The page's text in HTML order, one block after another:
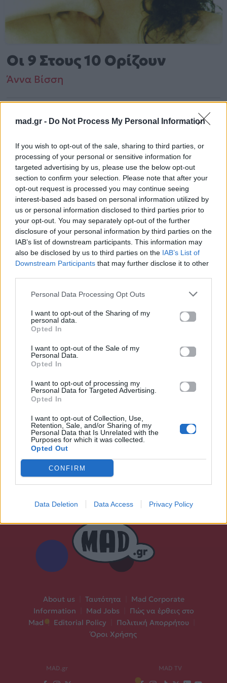
mad.gr - Do Not Process My Personal Information
If you wish to opt-out of the sale, sharing to third parties, or
processing of your personal or sensitive information for
targeted advertising by us, please use the below opt-out
section to confirm your selection. Please note that after your
opt-out request is processed you may continue seeing
interest-based ads based on personal information utilized by
us or personal information disclosed to third parties prior to
your opt-out. You may separately opt-out of the further
disclosure of your personal information by third parties on the
IAB’s list of downstream participants. This information may
also be disclosed by us to third parties on the IAB’s List of
Downstream Participants that may further disclose it to other
Personal Data Processing Opt Outs
I want to opt-out of the Sharing of my
personal data.
Opted In
I want to opt-out of the Sale of my
Personal Data.
Opted In
I want to opt-out of processing my
Personal Data for Targeted Advertising.
Opted In
I want to opt-out of Collection, Use,
Retention, Sale, and/or Sharing of my
Personal Data that Is Unrelated with the
Purposes for which it was collected.
Opted Out
CONFIRM
Data Deletion Data Access Privacy Policy
Οι 9 Στους 10 Ορίζουν
Άννα Βίσση
Άννα Βίσση – «Οι 9 Στους 10 Ορίζουν» (1989).
Περιλαμβάνεται στο άλμπουμ «Έμπνευση». Μουσικά
κινείται στο ύφος Pop, Folk, World, & Country.
Περισσότερα τραγούδια και πληροφορίες στησελίδα
στο Mad.gr.
Ακούστε το «Οι 9 Στους 10 Ορίζουν» σε Spotify, YouTube
και στο Mad.gr.
Δεν έχουν προστεθεί στίχοι για αυτό το τραγούδι.
Ακούστε στο Spotify
About us Ταυτότητα
Mad Corporate
Information
Mad Jobs
Πώς να έρθεις στο
Mad | Editorial Policy Πολιτική Απορρήτου
Όροι Χρήσης
MAD.gr MAD TV